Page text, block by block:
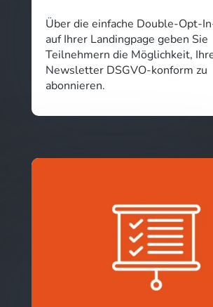
Über die einfache Double-Opt-
auf Ihrer Landingpage geben Sie
Teilnehmern die Möglichkeit,
Newsletter DSGVO-konform zu
abonnieren.